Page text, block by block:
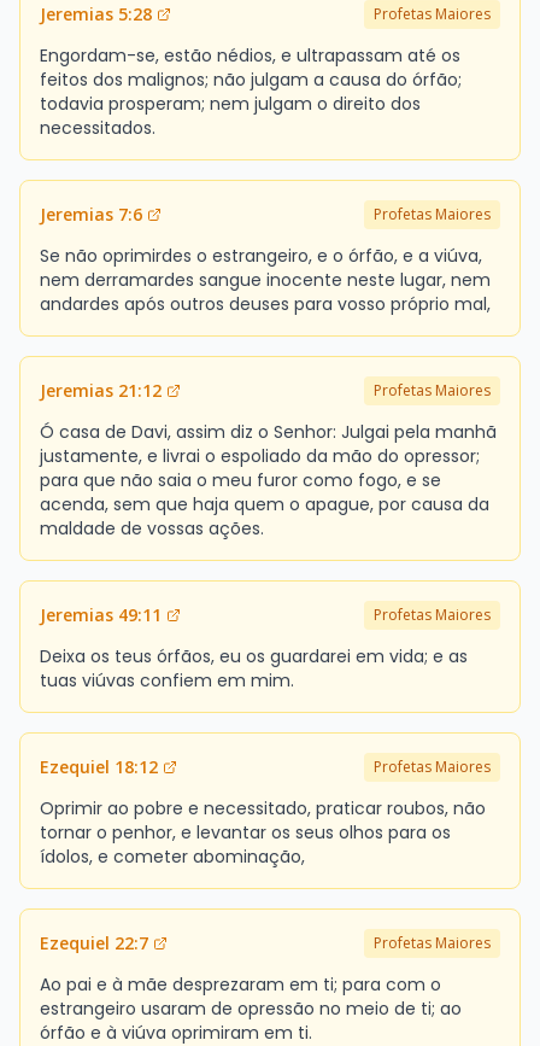
Jeremias 5:28 Profetas Maiores
Engordam-se, estão nédios, e ultrapassam até os
feitos dos malignos; não julgam a causa do órfão;
todavia prosperam; nem julgam o direito dos
necessitados.
Jeremias 7:6 Profetas Maiores
Se não oprimirdes o estrangeiro, e o órfão, e a viúva,
nem derramardes sangue inocente neste lugar, nem
andardes após outros deuses para vosso próprio mal,
Jeremias 21:12 Profetas Maiores
Ó casa de Davi, assim diz o Senhor: Julgai pela manhã
justamente, e livrai o espoliado da mão do opressor;
para que não saia o meu furor como fogo, e se
acenda, sem que haja quem o apague, por causa da
maldade de vossas ações.
Jeremias 49:11 Profetas Maiores
Deixa os teus órfãos, eu os guardarei em vida; e as
tuas viúvas confiem em mim.
Ezequiel 18:12 Profetas Maiores
Oprimir ao pobre e necessitado, praticar roubos, não
tornar o penhor, e levantar os seus olhos para os
ídolos, e cometer abominação,
Ezequiel 22:7 Profetas Maiores
Ao pai e à mãe desprezaram em ti; para com o
estrangeiro usaram de opressão no meio de ti; ao
órfão e à viúva oprimiram em ti.